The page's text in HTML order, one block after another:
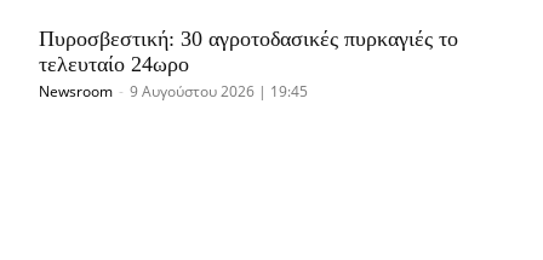
Πυροσβεστική: 30 αγροτοδασικές πυρκαγιές το
τελευταίο 24ωρο
Newsroom - 9 Αυγούστου 2026 | 19:45